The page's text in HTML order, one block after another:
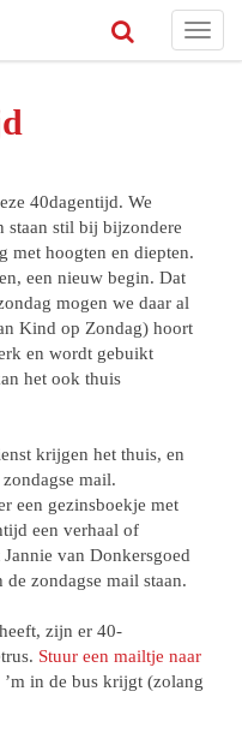
40dagentijd. We
staan stil bij bijzondere
met hoogten en diepten.
een nieuw begin. Dat
mogen we daar al
Kind op Zondag) hoort
en wordt gebuikt
het ook thuis
krijgen het thuis, en
mail.
een gezinsboekje met
een verhaal of
van Donkersgoed
zondagse mail staan.
zijn er 40-
Stuur een mailtje naar
in de bus krijgt (zolang